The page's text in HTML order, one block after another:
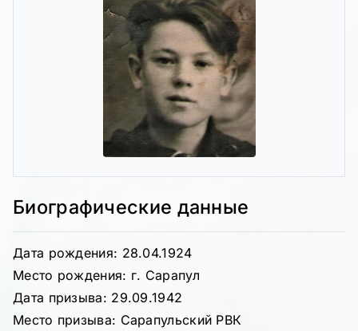
Биографические данные
Дата рождения: 28.04.1924
Место рождения: г. Сарапул
Дата призыва: 29.09.1942
Место призыва: Сарапульский РВК